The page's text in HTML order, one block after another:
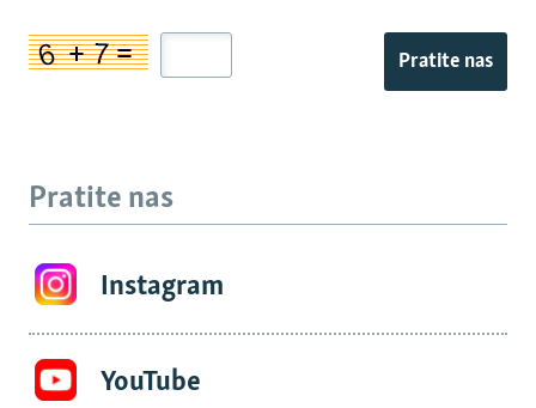
Pratite nas
Pratite nas
Instagram
YouTube